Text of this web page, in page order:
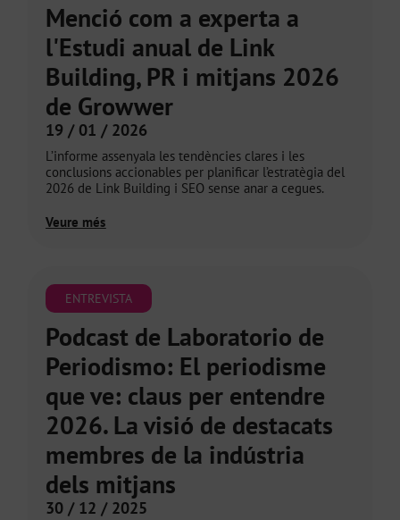
Menció com a experta a
l'Estudi anual de Link
Building, PR i mitjans 2026
de Growwer
19 / 01 / 2026
L’informe assenyala les tendències clares i les
conclusions accionables per planificar l’estratègia del
2026 de Link Building i SEO sense anar a cegues.
Veure més
ENTREVISTA
Podcast de Laboratorio de
Periodismo: El periodisme
que ve: claus per entendre
2026. La visió de destacats
membres de la indústria
dels mitjans
30 / 12 / 2025